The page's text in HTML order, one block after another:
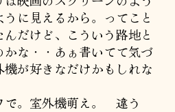
に見えるから。ってこと
だけど、こういう路地と
かな・・あぁ書いてて気づ
が好きなだけかもしれな
で。室外機萌え。 違う